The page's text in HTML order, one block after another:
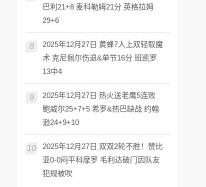
巴利21+8 麦科勒姆21分 英格拉姆
29+6
8
2025年12月27日 黄蜂7人上双轻取魔
术 克尼佩尔伤退&单节16分 班凯罗
13中4
9
2025年12月27日 热火送老鹰5连败
鲍威尔25+7+5 希罗&热巴缺战 约翰
逊24+9+10
10
2025年12月27日 双双2轮不胜！赞比
亚0-0闷平科摩罗 毛利达破门因队友
犯规被吹